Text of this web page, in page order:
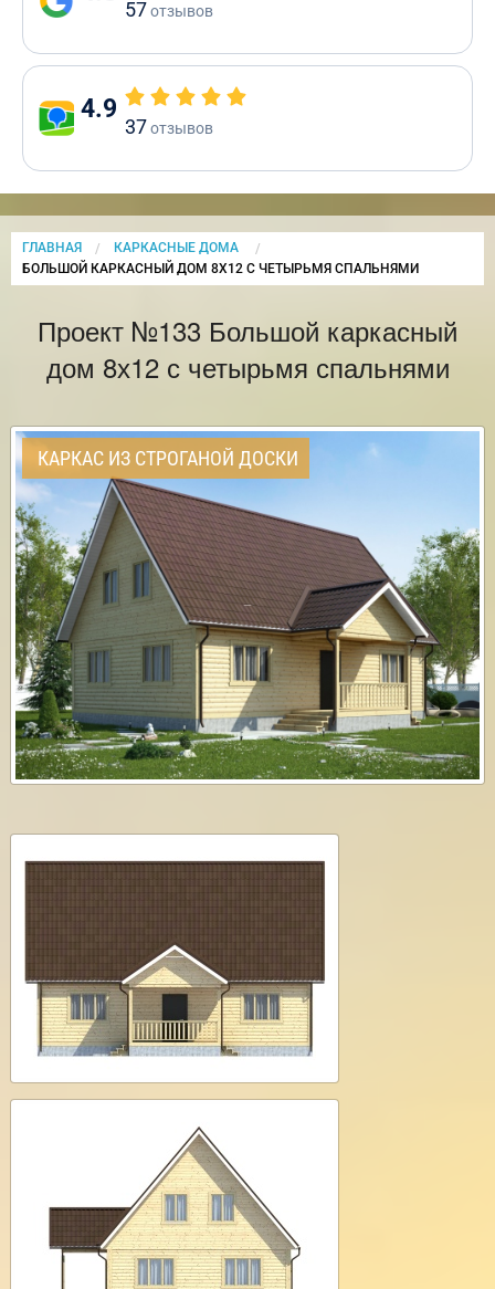
57отзывов
4.9
37отзывов
ГЛАВНАЯ
КАРКАСНЫЕ ДОМА
CURRENT:
БОЛЬШОЙ КАРКАСНЫЙ ДОМ 8Х12 С ЧЕТЫРЬМЯ СПАЛЬНЯМИ
Проект №133 Большой каркасный
дом 8х12 с четырьмя спальнями
КАРКАС ИЗ СТРОГАНОЙ ДОСКИ